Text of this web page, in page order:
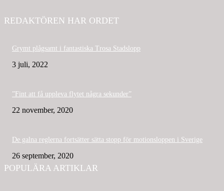
REDAKTÖREN HAR ORDET
Grymt plågsamt i fantastiska Trosa Stadslopp
3 juli, 2022
”Fint att få uppleva flytet några sekunder”
22 november, 2020
De galna reglerna fortsätter sätta stopp för motionsloppen i Sverige
26 september, 2020
POPULÄRA ARTIKLAR